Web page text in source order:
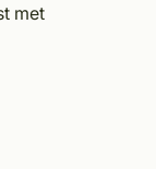
met